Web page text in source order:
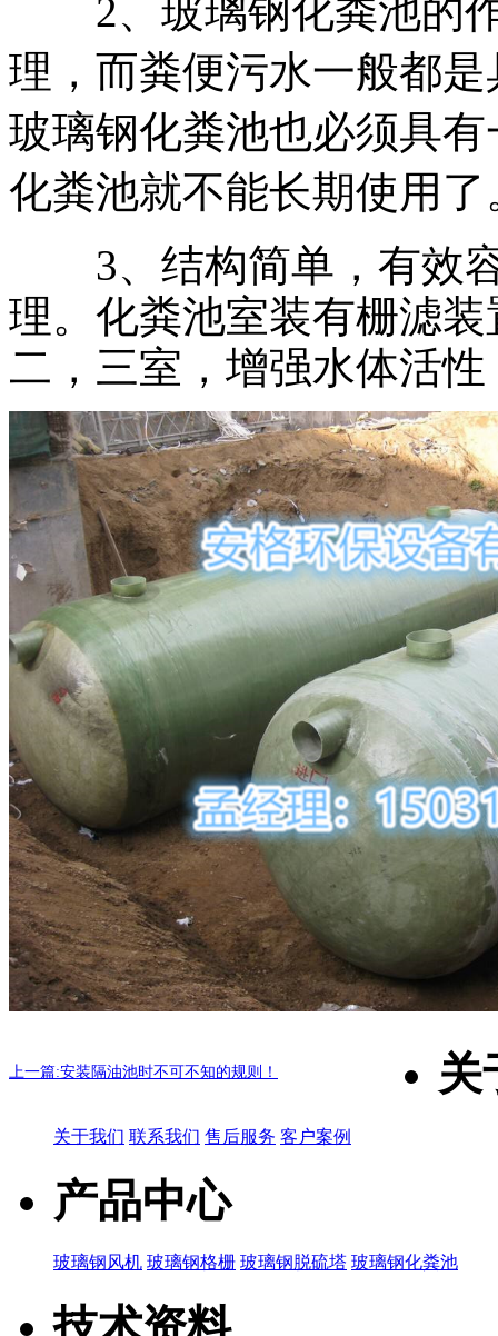
2、玻璃钢化粪池的作
理，而粪便污水一般都
玻璃钢化粪池也必须具
化粪池就不能长期使用了
3、结构简单，有效容
理。化粪池室装有栅滤
二，三室，增强水体活
上一篇:安装隔油池时不可不知的规则！ 关
关于我们 联系我们 售后服务 客户案例
产品中心
玻璃钢风机 玻璃钢格栅 玻璃钢脱硫塔 玻璃钢化粪池